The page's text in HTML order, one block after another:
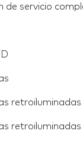
de servicio
retroiluminadas
retroiluminadas